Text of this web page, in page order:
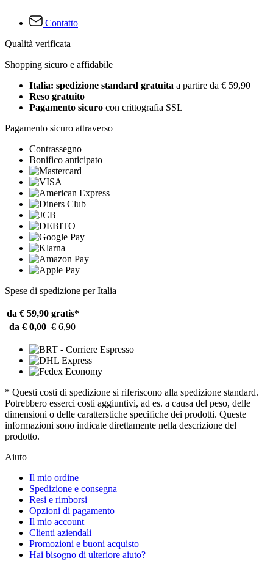
Contatto
Qualità verificata
Shopping sicuro e affidabile
Italia: spedizione standard gratuita a partire da € 59,90
Reso gratuito
Pagamento sicuro con crittografia SSL
Pagamento sicuro attraverso
Contrassegno
Bonifico anticipato
Spese di spedizione per Italia
da € 59,90 gratis*
da € 0,00 € 6,90
* Questi costi di spedizione si riferiscono alla spedizione standard.
Potrebbero esserci costi aggiuntivi, ad es. a causa del peso, delle
dimensioni o delle caratterstiche specifiche dei prodotti. Queste
informazioni sono indicate direttamente nella descrizione del
prodotto.
Aiuto
Il mio ordine
Spedizione e consegna
Resi e rimborsi
Opzioni di pagamento
Il mio account
Clienti aziendali
Promozioni e buoni acquisto
Hai bisogno di ulteriore aiuto?